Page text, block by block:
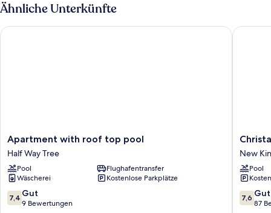
Ähnliche Unterkünfte
Apartment
with
roof
top
pool
Half
Way
Apartment with roof top pool
Half Way Tree
Pool
Flughafentransfer
Wäscherei
Kostenlose Parkplätze
7.4
von
7,4 Gut
9 Bewertungen
Apartment with roof top pool
Christar
Villas
Hotel
New
New
Pool
7.6
von
7,6 Gut
87
Christar